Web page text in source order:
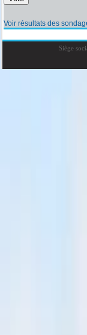
Voir résultats des
Siège